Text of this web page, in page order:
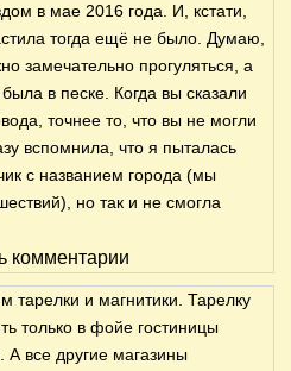
в мае 2016 года. И, кстати,
тогда ещё не было. Думаю,
замечательно прогуляться, а
была в песке. Когда вы сказали
точнее то, что вы не могли
вспомнила, что я пыталась
с названием города (мы
но так и не смогла
комментарии
тарелки и магнитики. Тарелку
только в фойе гостиницы
все другие магазины